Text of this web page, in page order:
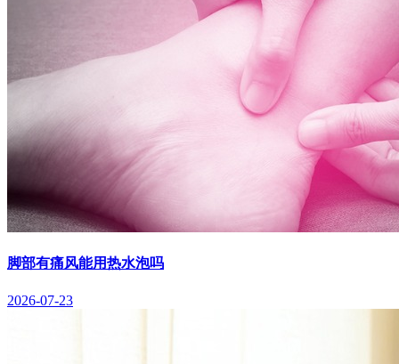
脚部有痛风能用热水泡吗
2026-07-23